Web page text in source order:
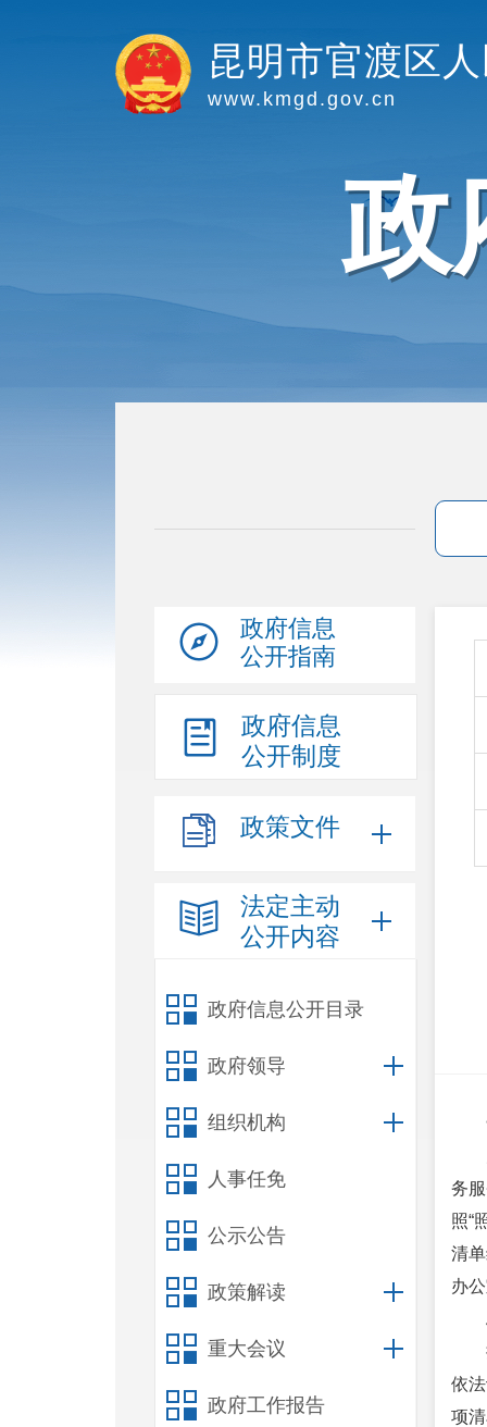
昆明市官渡区
www.kmgd.gov.cn
政
政府信息
公开指南
政府信息
公开制度
政策文件
法定主动
公开内容
政府信息公开目录
政府领导
组织机构
人事任免
公示公告
政策解读
重大会议
政府工作报告
务
照“
清
办
依
项